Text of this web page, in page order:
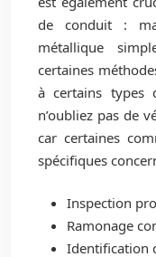
de conduit :
métallique
certaines
à certains types
n’oubliez pas de
car certaines
spécifiques
Inspection
Ramonage
Identification